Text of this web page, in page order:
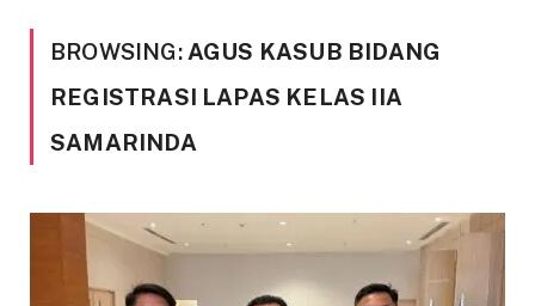
BROWSING: AGUS KASUB BIDANG
REGISTRASI LAPAS KELAS IIA
SAMARINDA